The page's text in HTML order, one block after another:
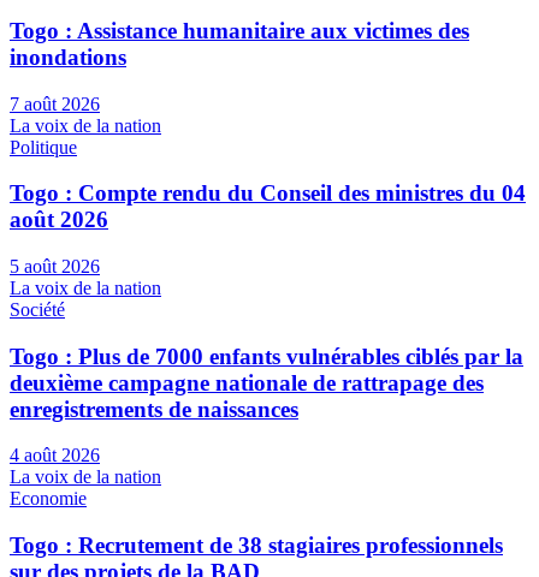
Togo : Assistance humanitaire aux victimes des
inondations
7 août 2026
La voix de la nation
Politique
Togo : Compte rendu du Conseil des ministres du 04
août 2026
5 août 2026
La voix de la nation
Société
Togo : Plus de 7000 enfants vulnérables ciblés par la
deuxième campagne nationale de rattrapage des
enregistrements de naissances
4 août 2026
La voix de la nation
Economie
Togo : Recrutement de 38 stagiaires professionnels
sur des projets de la BAD